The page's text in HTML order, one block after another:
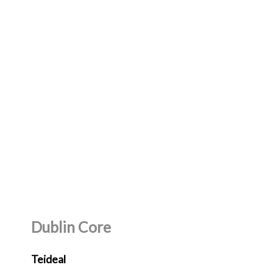
Dublin Core
Teideal